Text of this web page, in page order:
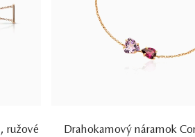
ružové
Drahokamový náramok